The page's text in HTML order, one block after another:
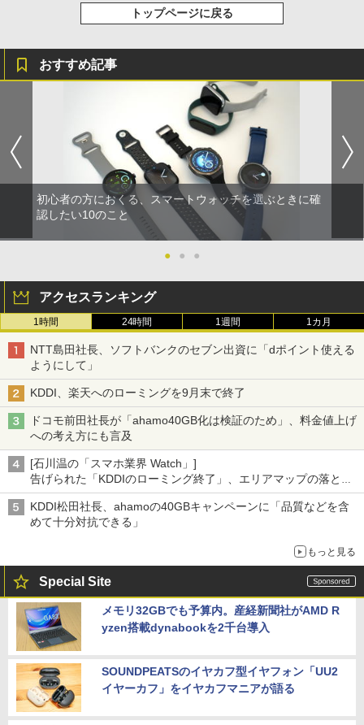
トップページに戻る
おすすめ記事
初心者の方におくる、スマートウォッチを選ぶときに確
認したい10のこと
● ● ●
アクセスランキング
1時間 24時間 1週間 1カ月
NTT島田社長、ソフトバンクのセブン出資に「dポイント使える
ようにして」
KDDI、楽天へのローミングを9月末で終了
ドコモ前田社長が「ahamo40GB化は検証のため」、料金値上げ
への考え方にも言及
[石川温の「スマホ業界 Watch」]
告げられた「KDDIのローミング終了」、エリアマップの落とし
穴と楽天モバイルの課題
KDDI松田社長、ahamoの40GBキャンペーンに「品質などを含
めて十分対抗できる」
もっと見る
Special Site
メモリ32GBでも予算内。産経新聞社がAMD R
yzen搭載dynabookを2千台導入
SOUNDPEATSのイヤカフ型イヤフォン「UU2
イヤーカフ」をイヤカフマニアが語る